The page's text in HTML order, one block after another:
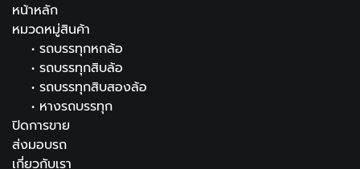
หน้าหลัก
หมวดหมู่สินค้า
• รถบรรทุกหกล้อ
• รถบรรทุกสิบล้อ
• รถบรรทุกสิบสองล้อ
• หางรถบรรทุก
ปิดการขาย
ส่งมอบรถ
เกี่ยวกับเรา